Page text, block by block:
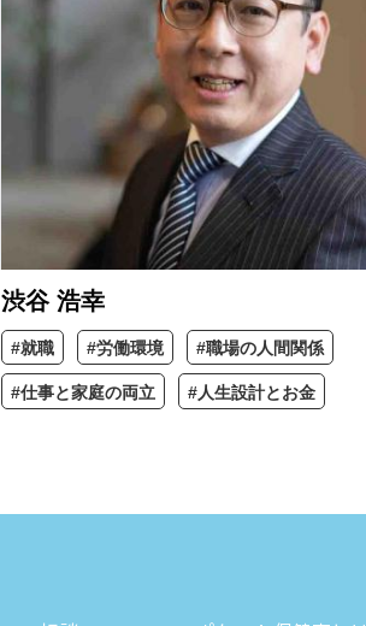
渋谷 浩幸
#就職 #労働環境 #職場の人間関係
#仕事と家庭の両立 #人生設計とお金